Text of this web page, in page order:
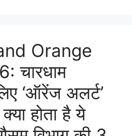
Orange
चारधाम
‘ऑरेंज अलर्ट’
होता है ये